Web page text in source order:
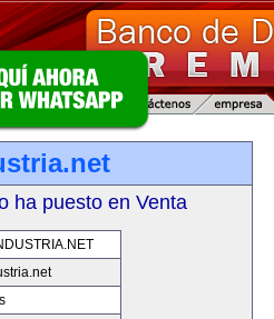
ha puesto en Venta